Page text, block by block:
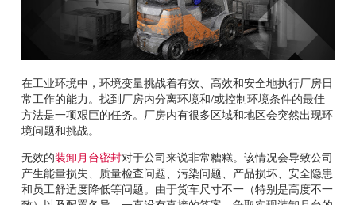
English
Deutsch
Français
Italiano
Dutch
联系我们
新闻
资源中心
招贤纳士
在工业环境中，环境变量挑战着有效、高效和安全地执行厂房日
常工作的能力。找到厂房内分离环境和/或控制环境条件的最佳
方法是一项艰巨的任务。厂房内有很多区域和地区会突然出现环
境问题和挑战。
无效的装卸月台密封对于公司来说非常糟糕。该情况会导致公司
产生能量损失、质量检查问题、污染问题、产品损坏、安全隐患
和员工舒适度降低等问题。由于货车尺寸不一（特别是高度不一